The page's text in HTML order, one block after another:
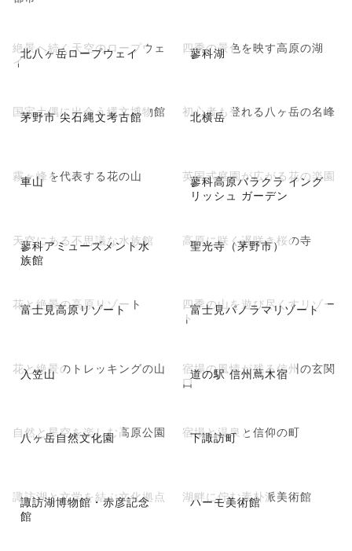
北八ヶ岳ロープウェイ
絶景へ続く天空のロープウェ
イ
蓼科湖
四季の景色を映す高原の湖
茅野市 尖石縄文考古館
国宝土偶に出会う縄文博物館 北横岳
初心者も登れる八ヶ岳の名峰
車山
霧ヶ峰を代表する花の山
蓼科高原バラクラ イング
リッシュ ガーデン
英国式庭園が広がる花の楽園
蓼科アミューズメント水
族館
天空にある不思議な水族館 聖光寺（茅野市）
高原に咲く遅咲き桜の寺
富士見高原リゾート
花と絶景の高原リゾート 富士見パノラマリゾート
四季の山を遊び尽くすリゾー
ト
入笠山
花と絶景のトレッキングの山 道の駅 信州蔦木宿
宿場の風情が残る信州の玄関
口
八ヶ岳自然文化園
自然と星空を楽しむ高原公園 下諏訪町
宿場と温泉と信仰の町
諏訪湖博物館・赤彦記念
館
諏訪湖と文学を結ぶ文化拠点 ハーモ美術館
湖畔に佇む素朴派美術館